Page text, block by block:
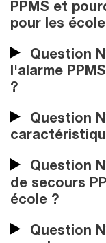
PPMS et
pour les
Question
l'alarme
?
Question
Question
de secours
école ?
Question